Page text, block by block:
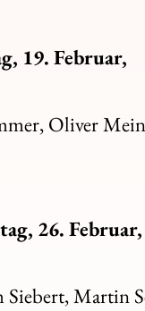
19. Februar,
Oliver
26. Februar,